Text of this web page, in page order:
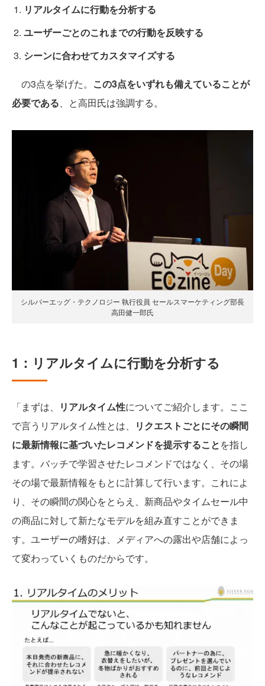
リアルタイムに行動を分析する
ユーザーごとのこれまでの行動を反映する
シーンに合わせてカスタマイズする
の3点を挙げた。 この3点をいずれも備えていることが
必要である、と高田氏は強調する。
シルバーエッグ・テクノロジー 執行役員 セールスマーケティング部長
高田健一郎氏
1：リアルタイムに行動を分析する
「まずは、 リアルタイム性についてご紹介します。ここ
で言うリアルタイム性とは、
リクエストごとにその瞬間
に最新情報に基づいたレコメンドを提示することを指し
ます。バッチで学習させたレコメンドではなく、その場
その場で最新情報をもとに計算して行います。これによ
り、その瞬間の関心をとらえ、新商品やタイムセール中
の商品に対して新たなモデルを組み直すことができま
す。ユーザーの嗜好は、メディアへの露出や店舗によっ
て変わっていくものだからです。